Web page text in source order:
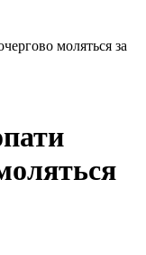
моляться за